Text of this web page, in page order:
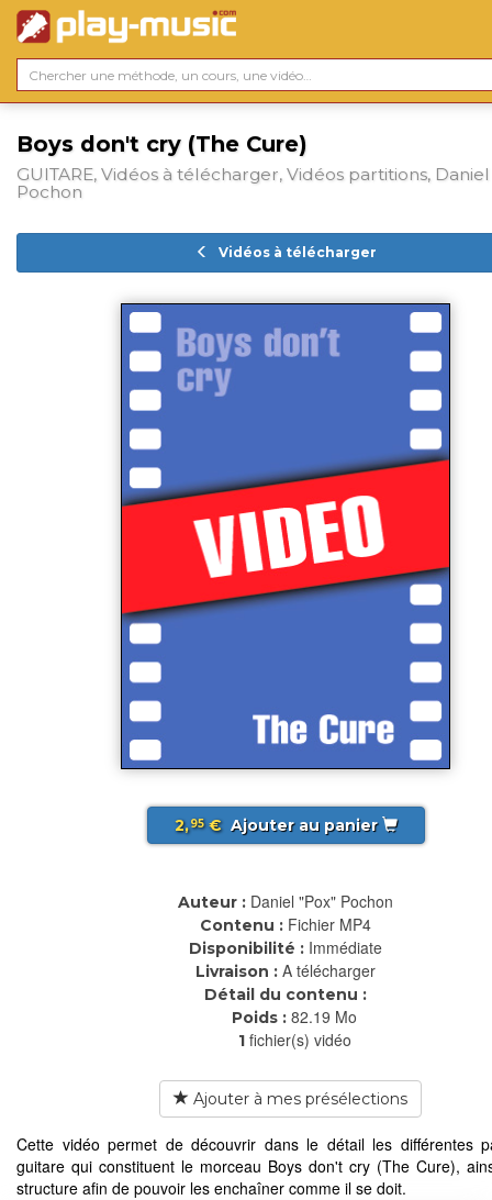
Boys don't cry (The Cure)
GUITARE, Vidéos à télécharger, Vidéos partitions,
Pochon
Vidéos à télécharger
2,95€ Ajouter au panier
Auteur : Daniel "Pox" Pochon
Contenu : Fichier MP4
Disponibilité : Immédiate
Livraison : A télécharger
Détail du contenu :
Poids : 82.19 Mo
1 fichier(s) vidéo
Ajouter à mes présélections
Cette vidéo permet de découvrir dans le détail les différentes
guitare qui constituent le morceau Boys don't cry (The Cure),
structure afin de pouvoir les enchaîner comme il se doit.